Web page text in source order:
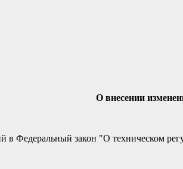
О внесении
Федеральный закон "О техническом